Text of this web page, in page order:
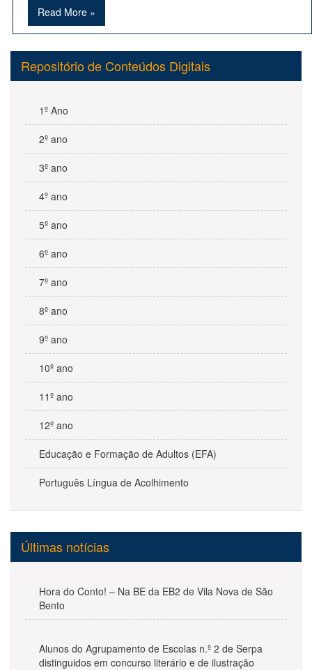
Read More »
Repositório de Conteúdos Digitais
1º Ano
2º ano
3º ano
4º ano
5º ano
6º ano
7º ano
8º ano
9º ano
10º ano
11º ano
12º ano
Educação e Formação de Adultos (EFA)
Português Língua de Acolhimento
Últimas notícias
Hora do Conto! – Na BE da EB2 de Vila Nova de São
Bento
Alunos do Agrupamento de Escolas n.º 2 de Serpa
distinguidos em concurso literário e de ilustração